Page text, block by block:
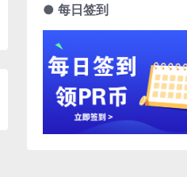
● 每日签到